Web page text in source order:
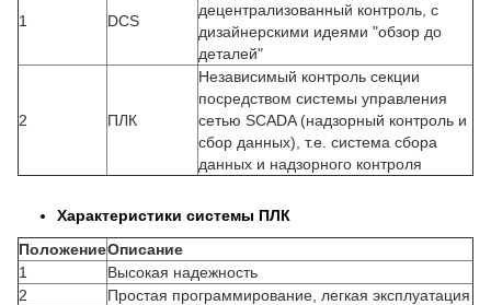
1 DCS
децентрализованный контроль, с
дизайнерскими идеями "обзор до
деталей"
2 ПЛК
Независимый контроль секции
посредством системы управления
сетью SCADA (надзорный контроль и
сбор данных), т.е. система сбора
данных и надзорного контроля
Характеристики системы ПЛК
ПоложениеОписание
1
Высокая надежность
2
Простая программирование, легкая эксплуатация